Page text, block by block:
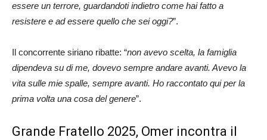
essere un terrore, guardandoti indietro come hai fatto a
resistere e ad essere quello che sei oggi?”.
Il concorrente siriano ribatte: “non avevo scelta, la famiglia
dipendeva su di me, dovevo sempre andare avanti. Avevo la
vita sulle mie spalle, sempre avanti. Ho raccontato qui per la
prima volta una cosa del genere”.
Grande Fratello 2025, Omer incontra il